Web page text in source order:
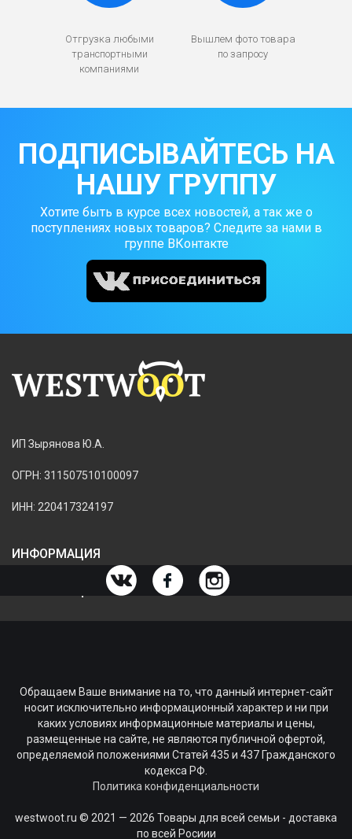
Отгрузка любыми
транспортными
компаниями
Вышлем фото товара
по запросу
ПОДПИСЫВАЙТЕСЬ НА
НАШУ ГРУППУ
Хотите быть в курсе всех новостей, а так же о
поступлениях новых товаров? Следите за нами в
группе ВКонтакте
ИП Зырянова Ю.А.
ОГРН: 311507510100097
ИНН: 220417324197
ИНФОРМАЦИЯ
ИНФОРМАЦИЯ О МАГАЗИНЕ
Обращаем Ваше внимание на то, что данный интернет-сайт
носит исключительно информационный характер и ни при
каких условиях информационные материалы и цены,
размещенные на сайте, не являются публичной офертой,
определяемой положениями Статей 435 и 437 Гражданского
кодекса РФ.
Политика конфиденциальности
westwoot.ru © 2021 — 2026 Товары для всей семьи - доставка
по всей Росиии